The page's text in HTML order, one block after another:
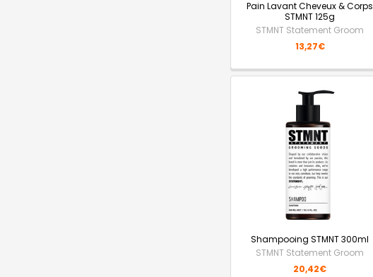
Pain Lavant Cheveux & Corps
STMNT 125g
STMNT Statement Groom
13,27€
Shampooing STMNT 300ml
STMNT Statement Groom
20,42€